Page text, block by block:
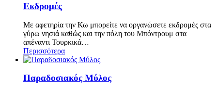
Εκδρομές
Με αφετηρία την Κω μπορείτε να οργανώσετε εκδρομές στα
γύρω νησιά καθώς και την πόλη του Μπόντρουμ στα
απέναντι Τουρκικά…
Περισσότερα
Παραδοσιακός Μύλος